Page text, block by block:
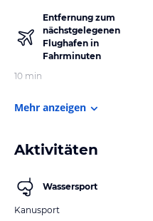
Entfernung zum
nächstgelegenen
Flughafen in
Fahrminuten
10 min
Mehr anzeigen
Aktivitäten
Wassersport
Kanusport